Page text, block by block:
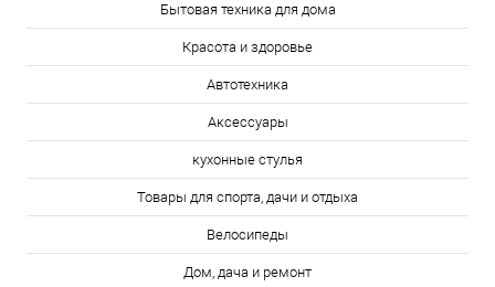
Бытовая техника для дома
Красота и здоровье
Автотехника
Аксессуары
кухонные стулья
Товары для спорта, дачи и отдыха
Велосипеды
Дом, дача и ремонт